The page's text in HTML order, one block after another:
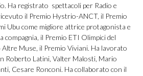
Ha registrato spettacoli per Radio e
il Premio Hystrio-ANCT, il Premio
Ubu come migliore attrice protagonista e
compagnia, il Premio ETI Olimpici del
Muse, il Premio Viviani. Ha lavorato
Roberto Latini, Valter Malosti, Mario
Cesare Ronconi. Ha collaborato con il